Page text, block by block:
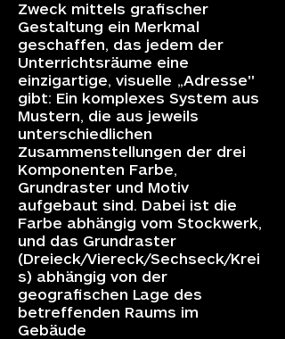
Zweck mittels grafischer
Gestaltung ein Merkmal
geschaffen, das jedem der
Unterrichtsräume eine
einzigartige, visuelle „Adresse"
gibt: Ein komplexes System aus
Mustern, die aus jeweils
unterschiedlichen
Zusammenstellungen der drei
Komponenten Farbe,
Grundraster und Motiv
aufgebaut sind. Dabei ist die
Farbe abhängig vom Stockwerk,
und das Grundraster
(Dreieck/Viereck/Sechseck/Krei
s) abhängig von der
geografischen Lage des
betreffenden Raums im
Gebäude